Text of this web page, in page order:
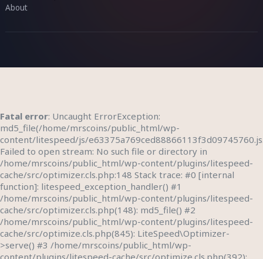
About
Fatal error: Uncaught ErrorException:
md5_file(/home/mrscoins/public_html/wp-
content/litespeed/js/
Failed to open stream: No such file or directory in
/home/mrscoins/public_html/wp-content/plugins/litespeed-
cache/src/optimizer.cls.php:148 Stack trace: #0 [internal
function]: litespeed_exception_handler() #1
/home/mrscoins/public_html/wp-content/plugins/litespeed-
cache/src/optimizer.cls.php(148): md5_file() #2
/home/mrscoins/public_html/wp-content/plugins/litespeed-
cache/src/optimize.cls.php(845): LiteSpeed\Optimizer-
>serve() #3 /home/mrscoins/public_html/wp-
content/plugins/litespeed-cache/src/optimize.cls.php(392):